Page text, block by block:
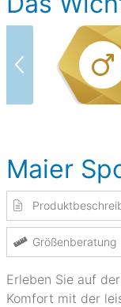
Maier
Größenberatung
Erleben Sie auf
Komfort mit der